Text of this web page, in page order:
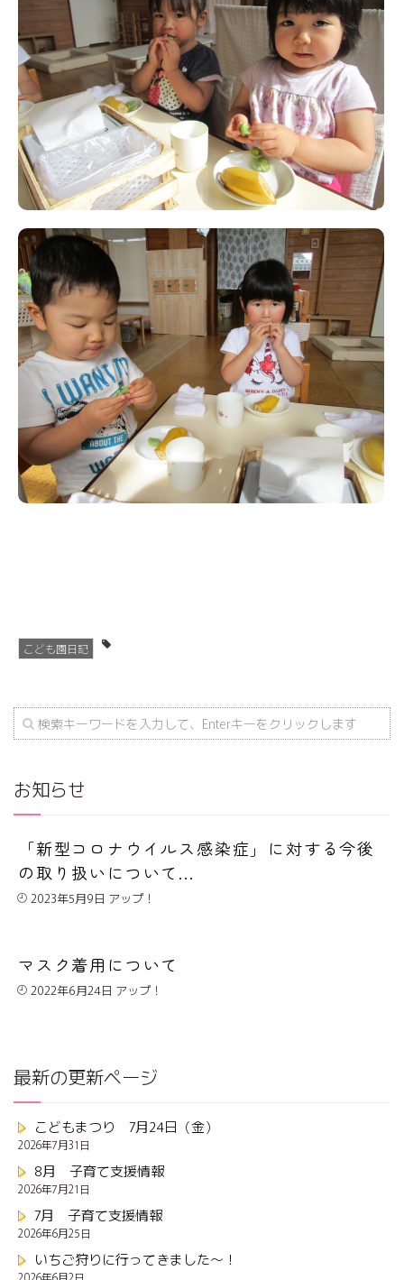
こども園日記
お知らせ
「新型コロナウイルス感染症」に対する今後
の取り扱いについて...
2023年5月9日
マスク着用について
2022年6月24日
最新の更新ページ
こどもまつり 7月24日（金）
2026年7月31日
8月 子育て支援情報
2026年7月21日
7月 子育て支援情報
2026年6月25日
いちご狩りに行ってきました～！